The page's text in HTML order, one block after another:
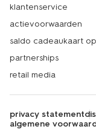
klantenservice
actievoorwaarden
saldo cadeaukaart
partnerships
retail media
privacy statement
algemene